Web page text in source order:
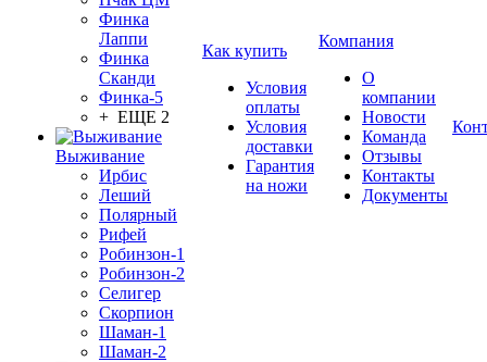
Финка
Лаппи
Финка
Сканди
Финка-5
+ ЕЩЕ 2
Выживание
Ирбис
Леший
Полярный
Рифей
Робинзон-1
Робинзон-2
Селигер
Скорпион
Шаман-1
Шаман-2
Как купить
Условия
оплаты
Условия
доставки
Гарантия
на ножи
Компания
О
компании
Новости
Команда
Отзывы
Контакты
Документы